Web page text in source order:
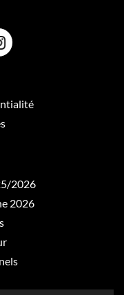
2026
2026